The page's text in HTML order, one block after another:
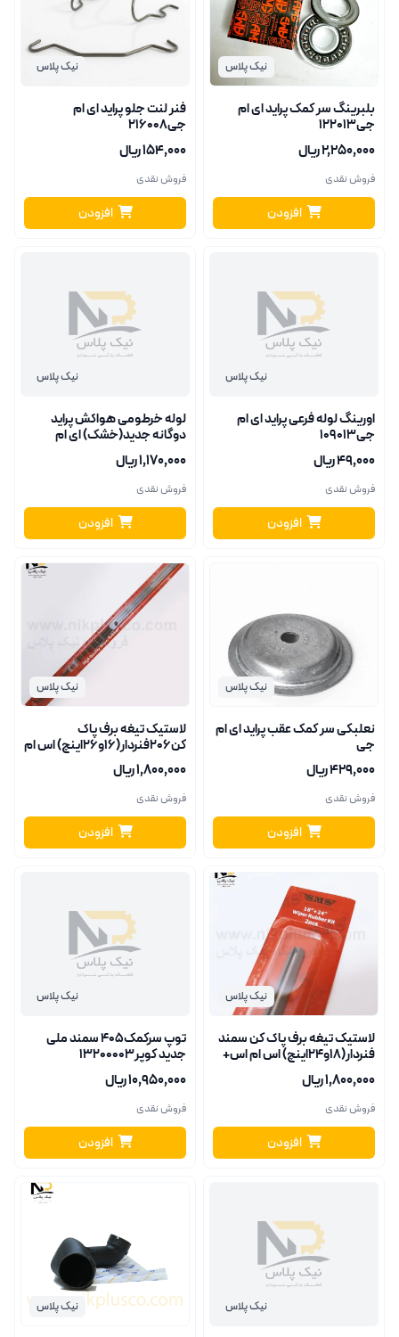
نیک پلاس
بلبرینگ سر کمک پراید ای ام
جی122013
۲٬۲۵۰٬۰۰۰ ریال
فروش نقدی
افزودن
نیک پلاس
فنر لنت جلو پراید ای ام
جی216008
۱۵۴٬۰۰۰ ریال
فروش نقدی
افزودن
نیک پلاس
اورینگ لوله فرعی پراید ای ام
جی109013
۴۹٬۰۰۰ ریال
فروش نقدی
افزودن
نیک پلاس
لوله خرطومی هواکش پراید
دوگانه جدید(خشک) ای ام
۱٬۱۷۰٬۰۰۰ ریال
فروش نقدی
افزودن
نیک پلاس
نعلبکی سر کمک عقب پراید ای ام
جی
۴۲۹٬۰۰۰ ریال
فروش نقدی
افزودن
نیک پلاس
لاستیک تیغه برف پاک
کن206فنردار(16و26اینچ) اس ام
۱٬۸۰۰٬۰۰۰ ریال
فروش نقدی
افزودن
نیک پلاس
لاستیک تیغه برف پاک کن سمند
فنردار(18و24اینچ) اس ام اس+
۱٬۸۰۰٬۰۰۰ ریال
فروش نقدی
افزودن
نیک پلاس
توپ سرکمک405 سمند ملی
جدید کوپر13200003
۱۰٬۹۵۰٬۰۰۰ ریال
فروش نقدی
افزودن
نیک پلاس نیک پلاس